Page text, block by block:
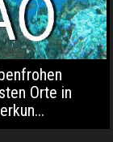
Orte in